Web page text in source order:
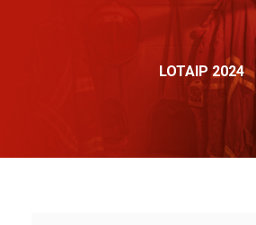
LOTAIP 2024